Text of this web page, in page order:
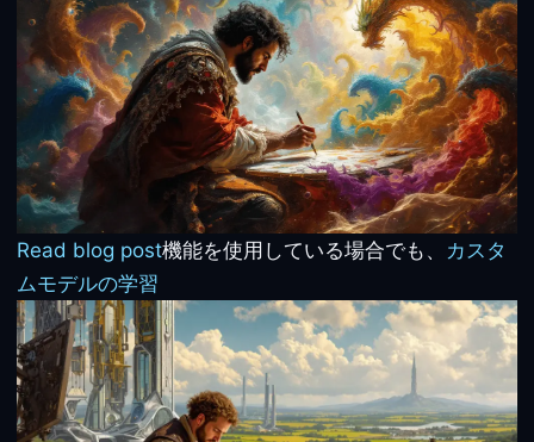
Read blog post機能を使用している場合でも、 カスタ
ムモデルの学習